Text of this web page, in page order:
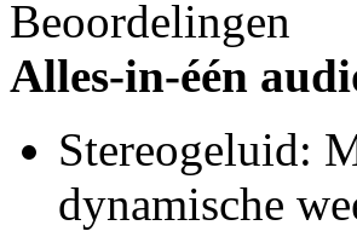
Beoordelingen
Alles-in-één
Stereogeluid:
dynamische